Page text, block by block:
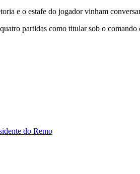
e o estafe do jogador vinham
partidas como titular sob o comando
do Remo